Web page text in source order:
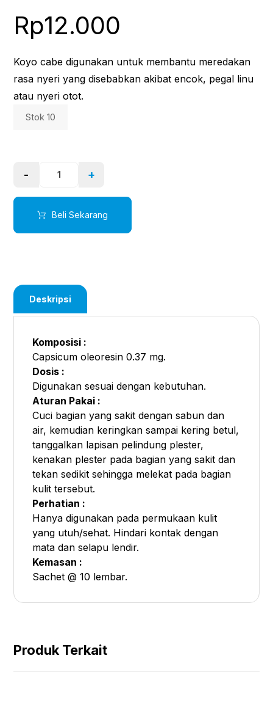
Rp12.000
Koyo cabe digunakan untuk membantu meredakan
rasa nyeri yang disebabkan akibat encok, pegal linu
atau nyeri otot.
Stok 10
- +
Beli Sekarang
Deskripsi
Komposisi :
Capsicum oleoresin 0.37 mg.
Dosis :
Digunakan sesuai dengan kebutuhan.
Aturan Pakai :
Cuci bagian yang sakit dengan sabun dan
air, kemudian keringkan sampai kering betul,
tanggalkan lapisan pelindung plester,
kenakan plester pada bagian yang sakit dan
tekan sedikit sehingga melekat pada bagian
kulit tersebut.
Perhatian :
Hanya digunakan pada permukaan kulit
yang utuh/sehat. Hindari kontak dengan
mata dan selapu lendir.
Kemasan :
Sachet @ 10 lembar.
Produk Terkait